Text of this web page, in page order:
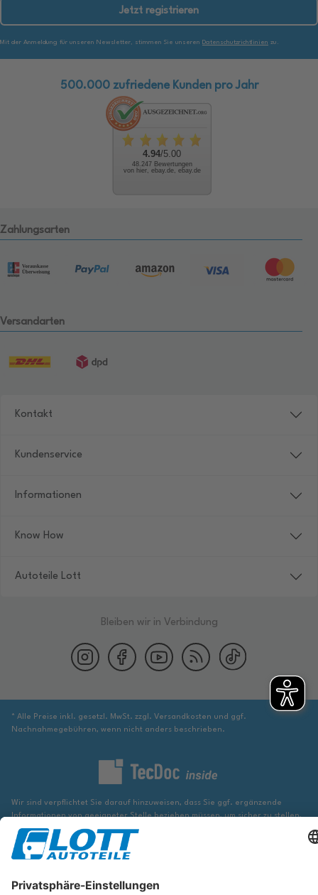
Jetzt registrieren
Mit der Anmeldung für unseren Newsletter, stimmen Sie unseren Datenschutzrichtlinien zu.
500.000 zufriedene Kunden pro Jahr
4.94/5.00
48.247 Bewertungen
von hier, ebay.de, ebay.de
Zahlungsarten
Versandarten
Kontakt
Kundenservice
Informationen
Know How
Autoteile Lott
Bleiben wir in Verbindung
* Alle Preise inkl. gesetzl. MwSt. zzgl. Versandkosten und ggf.
Nachnahmegebühren, wenn nicht anders beschrieben.
Wir sind verpflichtet Sie darauf hinzuweisen, dass Sie ggf. ergänzende
Informationen von geeigneter Stelle beziehen müssen, um sicher zu stellen,
dass der über die Datenbank identifizierte Artikel tatsächlich dem gesuchten
entspricht und für das betreffende Automobil passt.
nicht kopiert werden. Es ist zu unterlassen, die Daten oder die gesamte
Datenbank ohne vorherige Zustimmung von TecDoc zu vervielfältigen, zu